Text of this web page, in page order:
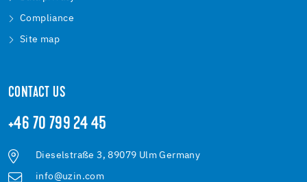
Compliance
Site map
CONTACT US
+46 70 799 24 45
Dieselstraße 3, 89079 Ulm Germany
info@uzin.com